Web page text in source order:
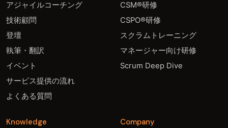
アジャイルコーチング
技術顧問
登壇
執筆・翻訳
イベント
サービス提供の流れ
よくある質問
CSM®研修
CSPO®研修
スクラムトレーニング
マネージャー向け研修
Scrum Deep Dive
Knowledge Company